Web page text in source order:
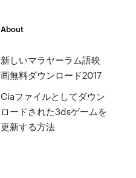
About
新しいマラヤーラム語映
画無料ダウンロード2017
Ciaファイルとしてダウン
ロードされた3dsゲームを
更新する方法